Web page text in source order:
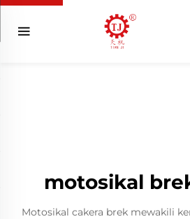
motosikal
Motosikal cakera brek mewakili